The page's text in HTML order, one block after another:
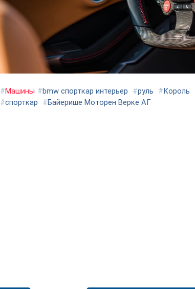
#Машины #bmw спорткар интерьер #руль #Король
#спорткар #Байерише Моторен Верке АГ